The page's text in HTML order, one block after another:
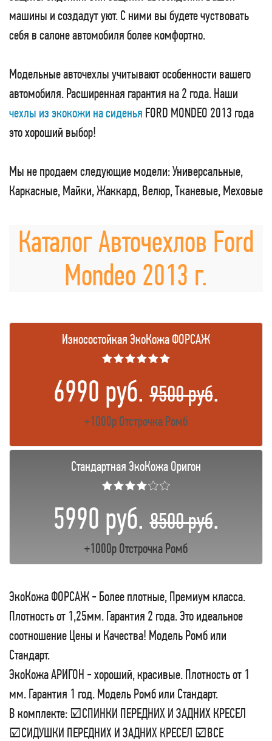
машины и создадут уют. С ними вы будете чуствовать
себя в салоне автомобиля более комфортно.
Модельные авточехлы учитывают особенности вашего
автомобиля. Расширенная гарантия на 2 года. Наши
чехлы из экокожи на сиденья FORD MONDEO 2013 года
это хороший выбор!
Мы не продаем следующие модели: Универсальные,
Каркасные, Майки, Жаккард, Велюр, Тканевые, Меховые
Каталог Авточехлов Ford
Mondeo 2013 г.
Износостойкая ЭкоКожа ФОРСАЖ
★★★★★★
6990 руб.9500 руб.
+1000р Отстрочка Ромб
Стандартная ЭкоКожа Оригон
★★★★☆☆
5990 руб.8500 руб.
+1000р Отстрочка Ромб
ЭкоКожа ФОРСАЖ - Более плотные, Премиум класса.
Плотность от 1,25мм. Гарантия 2 года. Это идеальное
соотношение Цены и Качества! Модель Ромб или
Стандарт.
ЭкоКожа АРИГОН - хороший, красивые. Плотность от 1
мм. Гарантия 1 год. Модель Ромб или Стандарт.
В комплекте: ☑СПИНКИ ПЕРЕДНИХ И ЗАДНИХ КРЕСЕЛ
☑СИДУШКИ ПЕРЕДНИХ И ЗАДНИХ КРЕСЕЛ ☑ВСЕ